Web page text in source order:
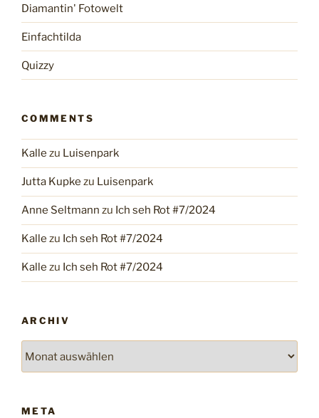
Diamantin' Fotowelt
Einfachtilda
Quizzy
COMMENTS
Kalle zu Luisenpark
Jutta Kupke zu Luisenpark
Anne Seltmann zu Ich seh Rot #7/2024
Kalle zu Ich seh Rot #7/2024
Kalle zu Ich seh Rot #7/2024
ARCHIV
META